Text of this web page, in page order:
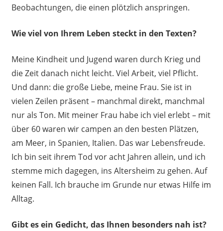
Beobachtungen, die einen plötzlich anspringen.
Wie viel von Ihrem Leben steckt in den Texten?
Meine Kindheit und Jugend waren durch Krieg und
die Zeit danach nicht leicht. Viel Arbeit, viel Pflicht.
Und dann: die große Liebe, meine Frau. Sie ist in
vielen Zeilen präsent – manchmal direkt, manchmal
nur als Ton. Mit meiner Frau habe ich viel erlebt – mit
über 60 waren wir campen an den besten Plätzen,
am Meer, in Spanien, Italien. Das war Lebensfreude.
Ich bin seit ihrem Tod vor acht Jahren allein, und ich
stemme mich dagegen, ins Altersheim zu gehen. Auf
keinen Fall. Ich brauche im Grunde nur etwas Hilfe im
Alltag.
Gibt es ein Gedicht, das Ihnen besonders nah ist?